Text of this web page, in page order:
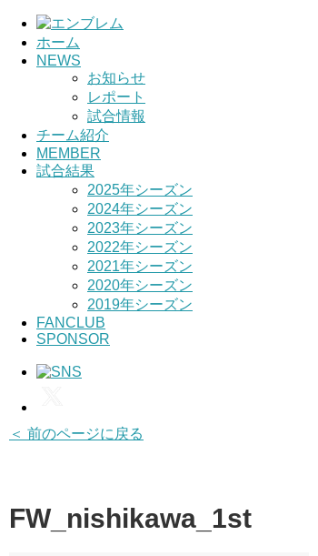
ホーム
NEWS
お知らせ
レポート
試合情報
チーム紹介
MEMBER
試合結果
2025年シーズン
2024年シーズン
2023年シーズン
2022年シーズン
2021年シーズン
2020年シーズン
2019年シーズン
FANCLUB
SPONSOR
＜ 前のページに戻る
FW_nishikawa_1st
HOME
チーム紹介
選手・スタッフ紹介